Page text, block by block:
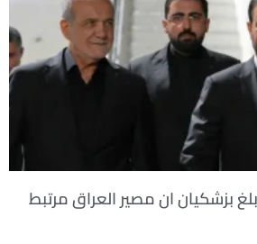
بزشكيان ان مصير العراق مرتبط